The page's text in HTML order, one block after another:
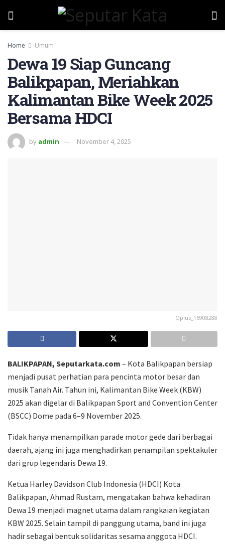
Home Umum
Dewa 19 Siap Guncang
Balikpapan, Meriahkan
Kalimantan Bike Week 2025
Bersama HDCI
by admin November 4, 2025
Oplus_16908288
BALIKPAPAN, Seputarkata.com – Kota Balikpapan bersiap
menjadi pusat perhatian para pencinta motor besar dan
musik Tanah Air. Tahun ini, Kalimantan Bike Week (KBW)
2025 akan digelar di Balikpapan Sport and Convention Center
(BSCC) Dome pada 6–9 November 2025.
Tidak hanya menampilkan parade motor gede dari berbagai
daerah, ajang ini juga menghadirkan penampilan spektakuler
dari grup legendaris Dewa 19.
Ketua Harley Davidson Club Indonesia (HDCI) Kota
Balikpapan, Ahmad Rustam, mengatakan bahwa kehadiran
Dewa 19 menjadi magnet utama dalam rangkaian kegiatan
KBW 2025. Selain tampil di panggung utama, band ini juga
hadir sebagai bentuk solidaritas sesama anggota HDCI.